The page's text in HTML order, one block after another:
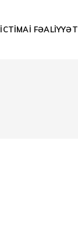
İCTİMAİ FƏALİYYƏT